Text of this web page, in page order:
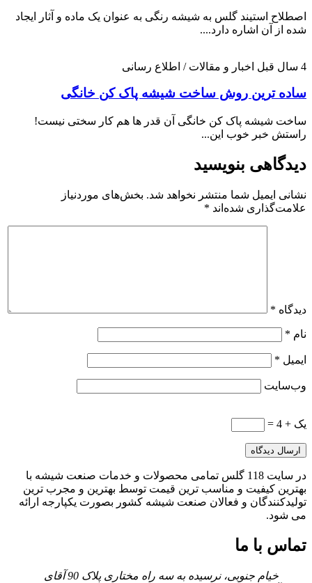
اصطلاح استیند گلس به شیشه رنگی به عنوان یک ماده و آثار ایجاد
شده از آن اشاره دارد....
4 سال قبل اخبار و مقالات / اطلاع رسانی
ساده ترین روش ساخت شیشه پاک کن خانگی
ساخت شیشه پاک کن خانگی آن قدر ها هم کار سختی نیست!
راستش خبر خوب این...
دیدگاهی بنویسید
نشانی ایمیل شما منتشر نخواهد شد. بخش‌های موردنیاز
علامت‌گذاری شده‌اند *
دیدگاه *
نام *
ایمیل *
وب‌سایت
یک + 4 =
در سایت 118 گلس تمامی محصولات و خدمات صنعت شیشه با
بهترین کیفیت و مناسب ترین قیمت توسط بهترین و مجرب ترین
تولیدکنندگان و فعالان صنعت شیشه کشور بصورت یکپارجه ارائه
می شود.
تماس با ما
خیام جنوبی، نرسیده به سه راه مختاری پلاک 90 آقای